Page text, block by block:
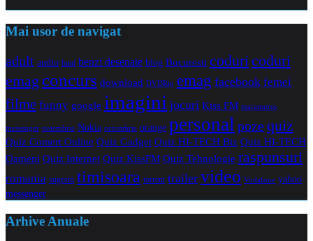
Mai usor de navigat
adult audio bani benzi desenate blog Bucuresti coduricoduri
emag concurs download DVDRip emag facebook femei
filme funny google imagini jocuri Kiss FM maramures
messenger noiembrie Nokia octombrie orange personal pozequiz
Quiz Comert Online Quiz Gadget Quiz HI-TECH Biz Quiz HI-TECH
Oameni Quiz Internet Quiz KissFM Quiz Tehnologie raspunsuri
romania sugestii timisoara torrent trailer video Vodafone yahoo
messenger
Arhive Anuale